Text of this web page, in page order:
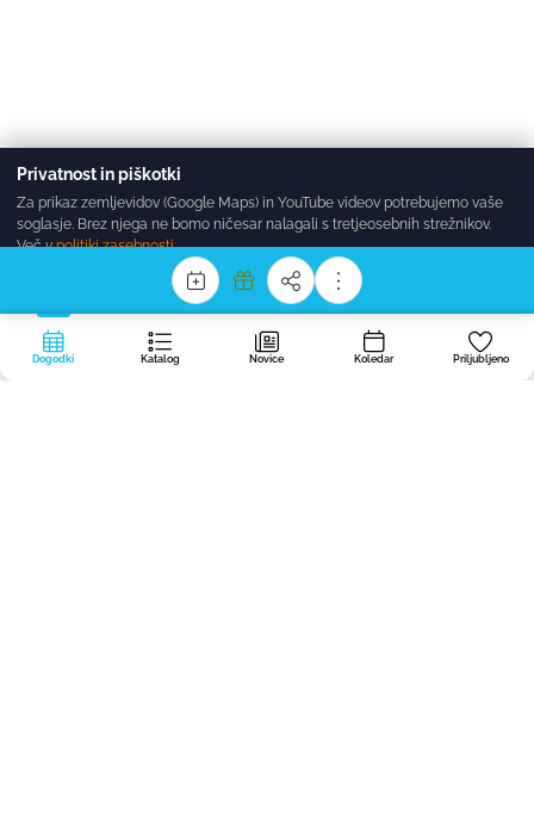
Dogodki Katalog Novice Koledar Priljubljeno
Privatnost in piškotki
Za prikaz zemljevidov (Google Maps) in YouTube videov potrebujemo vaše
soglasje. Brez njega ne bomo ničesar nalagali s tretjeosebnih strežnikov.
Več vpolitiki zasebnosti.
Zavrni